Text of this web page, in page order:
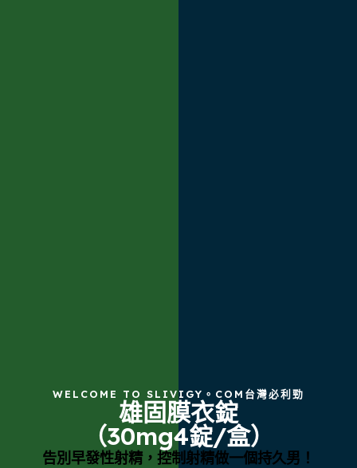
WELCOME TO SLIVIGY。COM台灣必利勁
雄固膜衣錠
（30mg4錠/盒）
告別早發性射精，控制射精做一個持久男！